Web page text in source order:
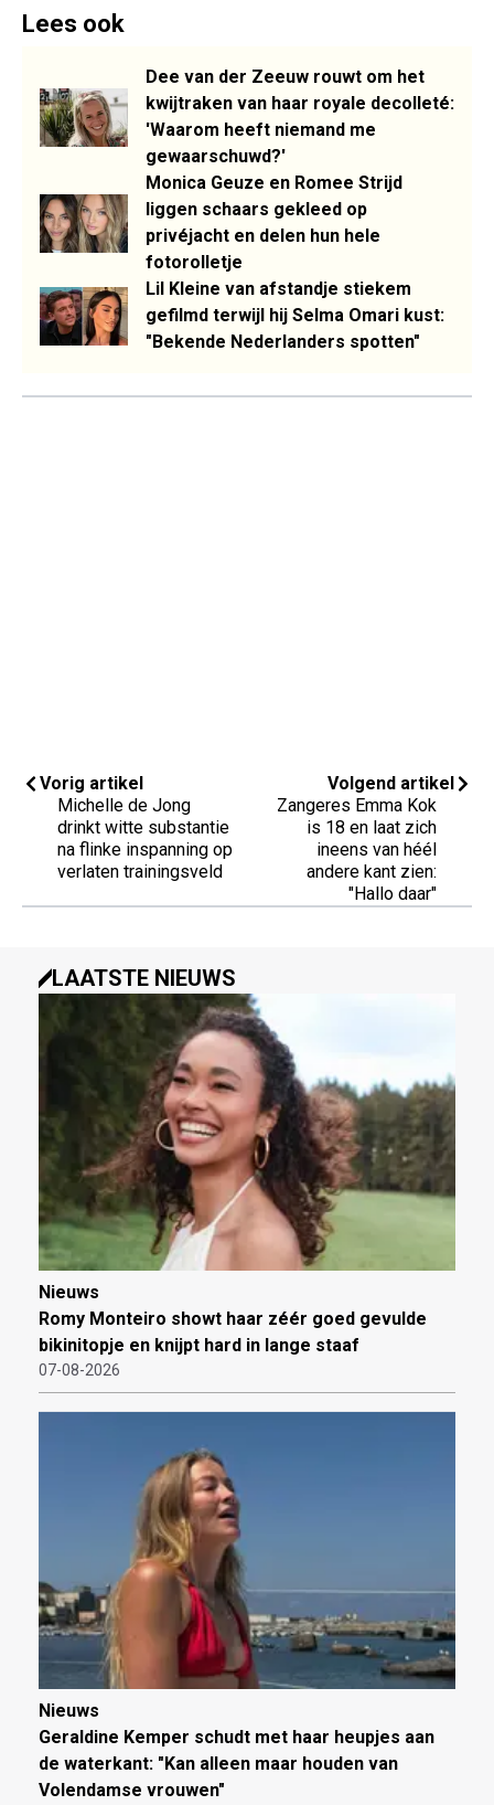
Lees ook
Dee van der Zeeuw rouwt om het
kwijtraken van haar royale decolleté:
'Waarom heeft niemand me
gewaarschuwd?'
Monica Geuze en Romee Strijd
liggen schaars gekleed op
privéjacht en delen hun hele
fotorolletje
Lil Kleine van afstandje stiekem
gefilmd terwijl hij Selma Omari kust:
"Bekende Nederlanders spotten"
Vorig artikel
Michelle de Jong
drinkt witte substantie
na flinke inspanning op
verlaten trainingsveld
Volgend artikel
Zangeres Emma Kok
is 18 en laat zich
ineens van héél
andere kant zien:
"Hallo daar"
LAATSTE NIEUWS
Nieuws
Romy Monteiro showt haar zéér goed gevulde
bikinitopje en knijpt hard in lange staaf
07-08-2026
Nieuws
Geraldine Kemper schudt met haar heupjes aan
de waterkant: "Kan alleen maar houden van
Volendamse vrouwen"